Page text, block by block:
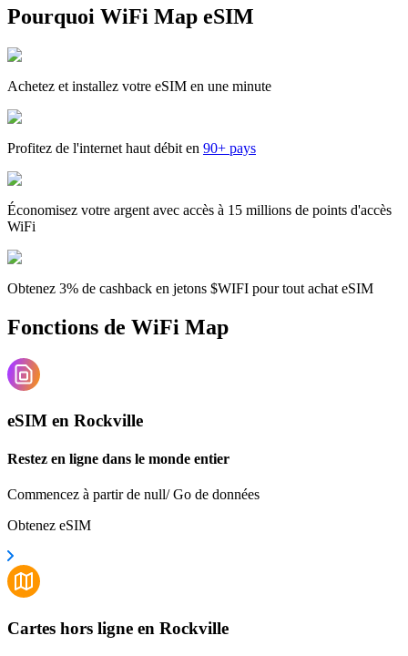
Pourquoi WiFi Map eSIM
Achetez et installez votre eSIM en une minute
Profitez de l'internet haut débit en 90+ pays
Économisez votre argent avec accès à 15 millions de points d'accès
WiFi
Obtenez 3% de cashback en jetons $WIFI pour tout achat eSIM
Fonctions de WiFi Map
eSIM en Rockville
Restez en ligne dans le monde entier
Commencez à partir de null/ Go de données
Obtenez eSIM
Cartes hors ligne en Rockville